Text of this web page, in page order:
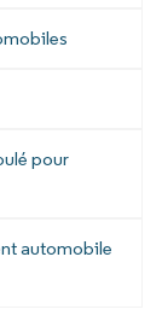
pour
automobile